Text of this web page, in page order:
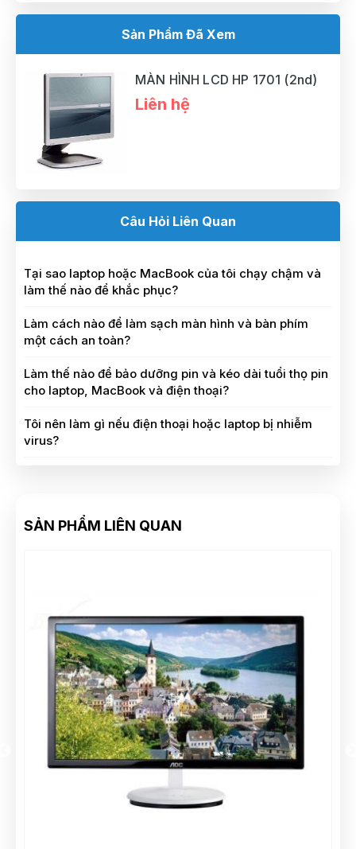
Sản Phẩm Đã Xem
MÀN HÌNH LCD HP 1701 (2nd)
Liên hệ
Câu Hỏi Liên Quan
Tại sao laptop hoặc MacBook của tôi chạy chậm và
làm thế nào để khắc phục?
Làm cách nào để làm sạch màn hình và bàn phím
một cách an toàn?
Làm thế nào để bảo dưỡng pin và kéo dài tuổi thọ pin
cho laptop, MacBook và điện thoại?
Tôi nên làm gì nếu điện thoại hoặc laptop bị nhiễm
virus?
SẢN PHẨM LIÊN QUAN